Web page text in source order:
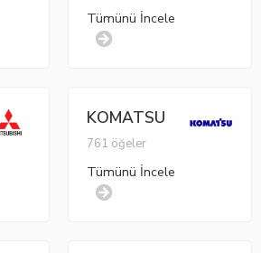
Tümünü İncele
KOMATSU
761 öğeler
Tümünü İncele